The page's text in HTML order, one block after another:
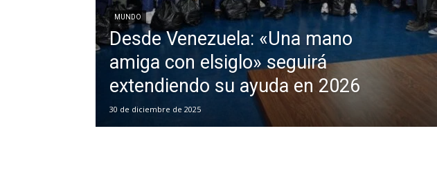
MUNDO
Desde Venezuela: «Una mano
amiga con elsiglo» seguirá
extendiendo su ayuda en 2026
30 de diciembre de 2025